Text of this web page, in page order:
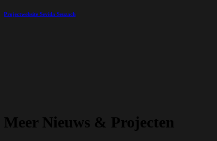
Projectwebsite Sevida Seuzach
Meer Nieuws & Projecten